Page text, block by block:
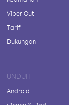
Viber Out
Tarif
Dukungan
UNDUH
Android